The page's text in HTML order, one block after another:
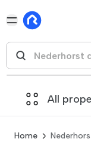
All
Home